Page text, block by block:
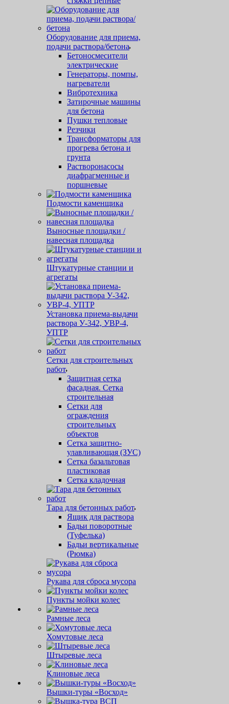
Оборудование для приема,
подачи раствора/бетона
Бетоносмесители
электрические
Генераторы, помпы,
нагреватели
Вибротехника
Затирочные машины
для бетона
Пушки тепловые
Резчики
Трансформаторы для
прогрева бетона и
грунта
Растворонасосы
диафрагменные и
поршневые
Подмости каменщика
Выносные площадки /
навесная площадка
Штукатурные станции и
агрегаты
Установка приема-выдачи
раствора У-342, УВР-4,
УПТР
Сетки для строительных
работ
Защитная cетка
фасадная. Сетка
строительная
Сетки для
ограждения
строительных
объектов
Сетка защитно-
улавливающая (ЗУС)
Сетка базальтовая
пластиковая
Сетка кладочная
Тара для бетонных работ
Ящик для раствора
Бадьи поворотные
(Туфелька)
Бадьи вертикальные
(Рюмка)
Рукава для сброса мусора
Пункты мойки колес
Рамные леса
Хомутовые леса
Штыревые леса
Клиновые леса
Вышки-туры «Восход»